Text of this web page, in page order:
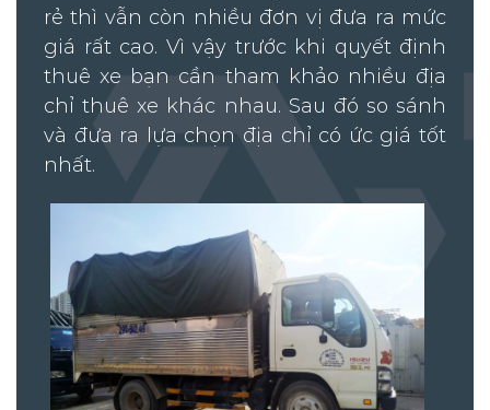
rẻ thì vẫn còn nhiều đơn vị đưa ra mức
giá rất cao. Vì vậy trước khi quyết định
thuê xe bạn cần tham khảo nhiều địa
chỉ thuê xe khác nhau. Sau đó so sánh
và đưa ra lựa chọn địa chỉ có ức giá tốt
nhất.